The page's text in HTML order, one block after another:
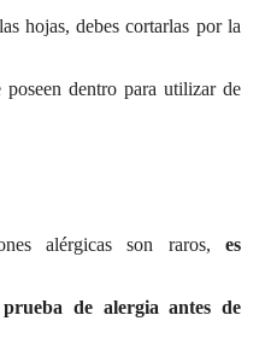
hojas, debes cortarlas por la
dentro para utilizar de
alérgicas son raros, es
de alergia antes de